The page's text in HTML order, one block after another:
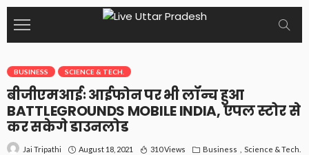
BUSINESS SCIENCE & TECH.
बीजीएमआईः आईफोन पर भी लॉन्च हुआ
BATTLEGROUNDS MOBILE INDIA, एपल स्टोर से
कर सकेगे डाउनलोड
Jai Tripathi August 18, 2021 310 Views Business Science & Tech.